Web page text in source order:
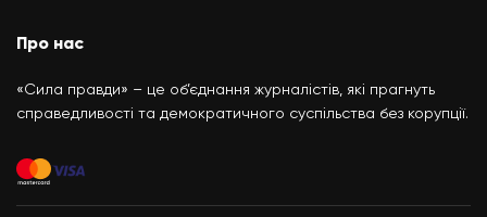
Про нас
«Сила правди» – це об’єднання журналістів, які прагнуть
справедливості та демократичного суспільства без корупції.